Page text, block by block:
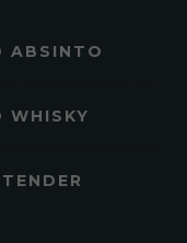
ABSINTO
WHISKY